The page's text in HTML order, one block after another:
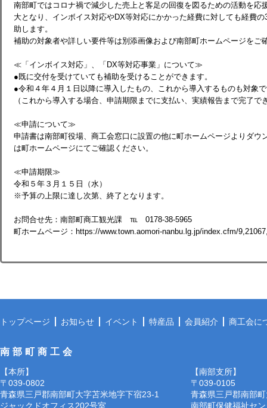
南部町ではコロナ禍で減少した売上と客足の回復を図るための活動を応
大となり、インボイス対応やDX等対応にかかった経費に対しても経費
助します。
補助の対象者や詳しい要件等は別添画像および南部町ホームページをご
≪「インボイス対応」、「DX等対応事業」について≫
●既に交付を受けていても補助を受けることができます。
●令和４年４月１日以降に導入したもの、これから導入するものも対象
（これから導入する場合、申請期限までに支払い、実績報告まで完了で
≪申請について≫
申請書は南部町役場、商工会窓口に設置の他に町ホームページよりダウ
は町ホームページにてご確認ください。
≪申請期限≫
令和５年３月１５日（水）
※予算の上限に達し次第、終了となります。
お問合せ先：南部町商工観光課 ℡ 0178-38-5965
町ホームページ：https://www.town.aomori-nanbu.lg.jp/index.cfm/
トップページ お知らせ イベント 特産品 会員紹介 商工会に
南部町商工会
【本所】
〒039-0802
青森県三戸郡南部町大字苫米地字下宿23-1
ジャックドオフィス202号室
【南部支所】
〒039-0105
青森県三戸郡南部
南部町保健福祉セ